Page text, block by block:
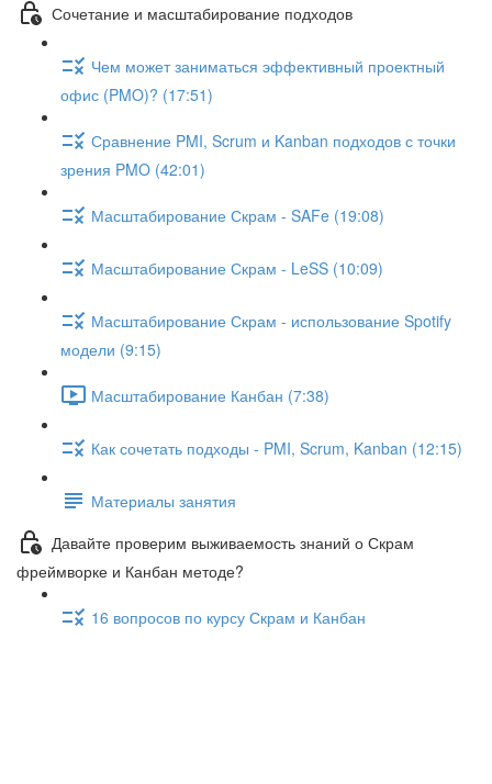
Сочетание и масштабирование подходов
Чем может заниматься эффективный проектный
офис (PMO)? (17:51)
Сравнение PMI, Scrum и Kanban подходов с точки
зрения PMO (42:01)
Масштабирование Скрам - SAFe (19:08)
Масштабирование Скрам - LeSS (10:09)
Масштабирование Скрам - использование Spotify
модели (9:15)
Масштабирование Канбан (7:38)
Как сочетать подходы - PMI, Scrum, Kanban (12:15)
Материалы занятия
Давайте проверим выживаемость знаний о Скрам
фреймворке и Канбан методе?
16 вопросов по курсу Скрам и Канбан